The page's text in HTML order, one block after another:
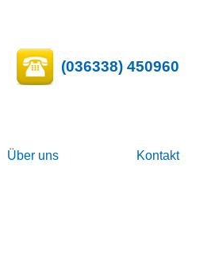
(036338) 450960
Über uns Kontakt